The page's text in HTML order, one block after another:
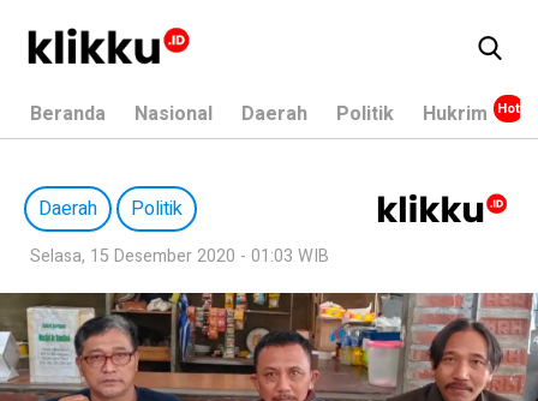
Beranda Nasional Daerah Politik Hukrim
Daerah Politik
Selasa, 15 Desember 2020 - 01:03 WIB